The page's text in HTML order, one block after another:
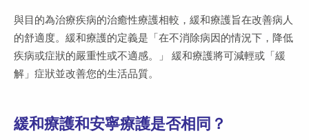
與目的為治療疾病的治癒性療護相較，緩和療護旨在改善病人
的舒適度。緩和療護的定義是「在不消除病因的情況下，降低
疾病或症狀的嚴重性或不適感。」 緩和療護將可減輕或「緩
解」症狀並改善您的生活品質。
緩和療護和安寧療護是否相同？